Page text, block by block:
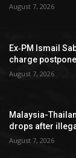
August 7, 2026
Ex‑PM Ismail
charge
August 7, 2026
Malaysia-
drops after
August 7, 2026